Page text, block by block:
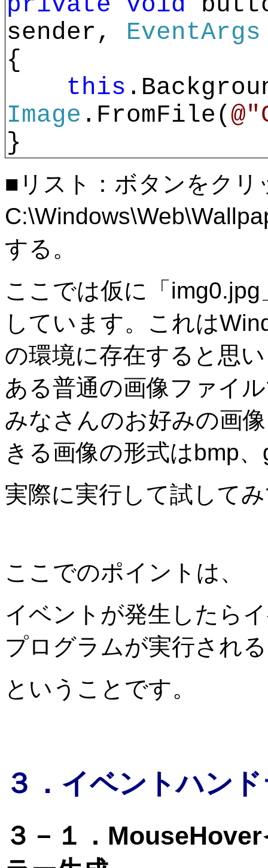
sender,
{
    this
Image .FromFile(
}
■リスト：ボタンをク
する。
ここでは仮に「
しています。これは
の環境に存在すると思
ある普通の画像ファイ
みなさんのお好みの画
きる画像の形式はbmp
実際に実行して試して
ここでのポイントは、
イベントが発生したら
プログラムが実行される
ということです。
３．イベントハン
３－１．